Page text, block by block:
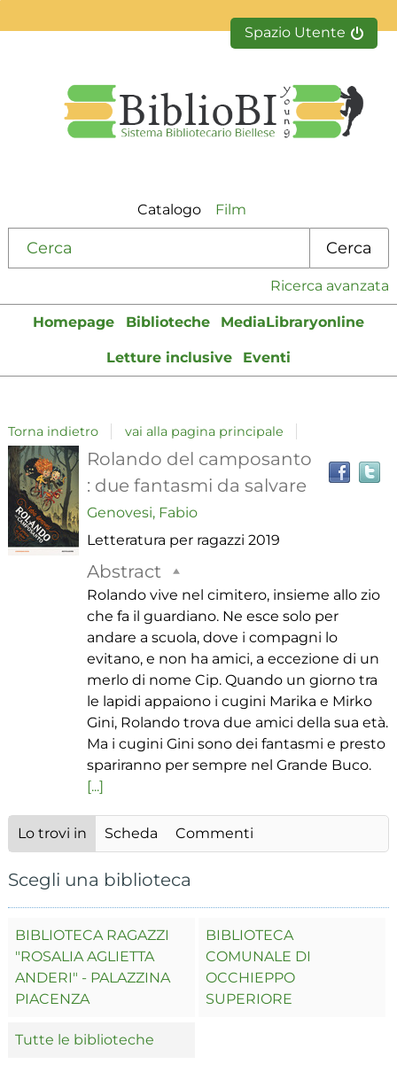
Spazio Utente
Catalogo
Film
Cerca
Ricerca avanzata
Homepage Biblioteche MediaLibraryonline
Letture inclusive Eventi
Torna indietro vai alla pagina principale
Dettaglio
del
documento
Rolando del camposanto
: due fantasmi da salvare
Genovesi, Fabio
Letteratura per ragazzi 2019
Abstract
Rolando vive nel cimitero, insieme allo zio
che fa il guardiano. Ne esce solo per
andare a scuola, dove i compagni lo
evitano, e non ha amici, a eccezione di un
merlo di nome Cip. Quando un giorno tra
le lapidi appaiono i cugini Marika e Mirko
Gini, Rolando trova due amici della sua età.
Ma i cugini Gini sono dei fantasmi e presto
spariranno per sempre nel Grande Buco.
[...]
Lo trovi in Scheda Commenti
Scegli una biblioteca
BIBLIOTECA RAGAZZI
"ROSALIA AGLIETTA
ANDERI" - PALAZZINA
PIACENZA
BIBLIOTECA
COMUNALE DI
OCCHIEPPO
SUPERIORE
Tutte le biblioteche